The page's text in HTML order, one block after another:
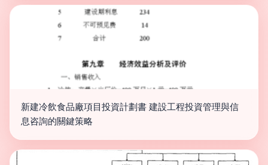
新建冷飲食品廠項目投資計劃書 建設工程投資管理與信
息咨詢的關鍵策略